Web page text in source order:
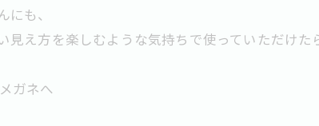
も、
見え方を楽しむような気持ちで使っていただけた
ガネへ